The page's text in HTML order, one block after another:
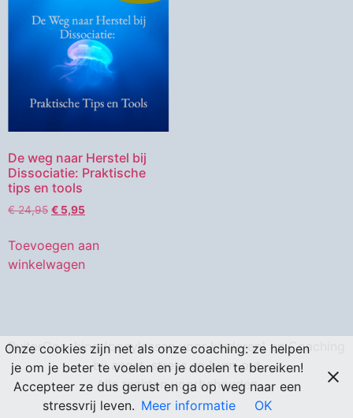
De weg naar Herstel bij
Dissociatie: Praktische
tips en tools
€24,95 € 5,95
Toevoegen aan
winkelwagen
RuiterCoaching (ponylessen voor kinderen) en Coaching
bij angst, stress en burn-out
Alle rechten voorbehouden
Onze cookies zijn net als onze coaching: ze helpen
je om je beter te voelen en je doelen te bereiken!
Accepteer ze dus gerust en ga op weg naar een
stressvrij leven. Meer informatie OK